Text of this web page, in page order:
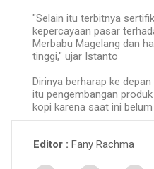
"Selain itu terbitnya
kepercayaan pasar
Merbabu Magelang dan
tinggi," ujar Istanto
Dirinya berharap ke
itu pengembangan
kopi karena saat ini
Editor Fany Rachma